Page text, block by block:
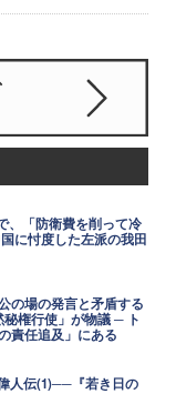
、「防衛費を削って冷
に忖度した左派の我田
の場の発言と矛盾する
権行使」が物議 ─ ト
責任追及」にある
人伝(1)──『若き日の